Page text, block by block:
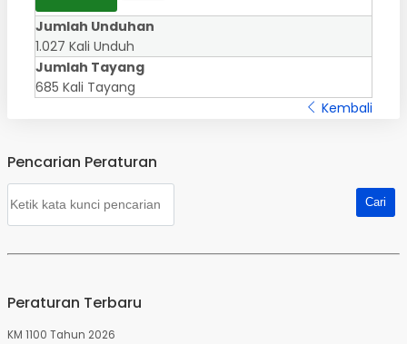
Jumlah Unduhan
1.027 Kali Unduh
Jumlah Tayang
685 Kali Tayang
Kembali
Pencarian Peraturan
Peraturan Terbaru
KM 1100 Tahun 2026